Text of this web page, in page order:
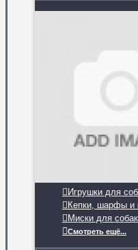
Игрушки для
Кепки, шарфы и
Миски для собак
Смотреть ещё...